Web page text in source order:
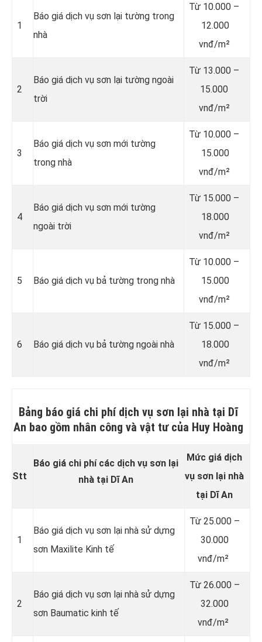
1
Báo giá dịch vụ sơn lại tường trong
nhà
Từ 10.000 –
12.000
vnđ/m²
2
Báo giá dịch vụ sơn lại tường ngoài
trời
Từ 13.000 –
15.000
vnđ/m²
3
Báo giá dịch vụ sơn mới tường
trong nhà
Từ 10.000 –
15.000
vnđ/m²
4
Báo giá dịch vụ sơn mới tường
ngoài trời
Từ 15.000 –
18.000
vnđ/m²
5 Báo giá dịch vụ bả tường trong nhà
Từ 10.000 –
15.000
vnđ/m²
6 Báo giá dịch vụ bả tường ngoài nhà
Từ 15.000 –
18.000
vnđ/m²
Bảng báo giá chi phí dịch vụ sơn lại nhà tại Dĩ
An bao gồm nhân công và vật tư của Huy Hoàng
Stt
Báo giá chi phí các dịch vụ sơn lại
nhà tại Dĩ An
Mức giá dịch
vụ sơn lại nhà
tại Dĩ An
1
Báo giá dịch vụ sơn lại nhà sử dựng
sơn Maxilite Kinh tế
Từ 25.000 –
30.000
vnđ/m²
2
Báo giá dịch vụ sơn lại nhà sử dựng
sơn Baumatic kinh tế
Từ 26.000 –
32.000
vnđ/m²